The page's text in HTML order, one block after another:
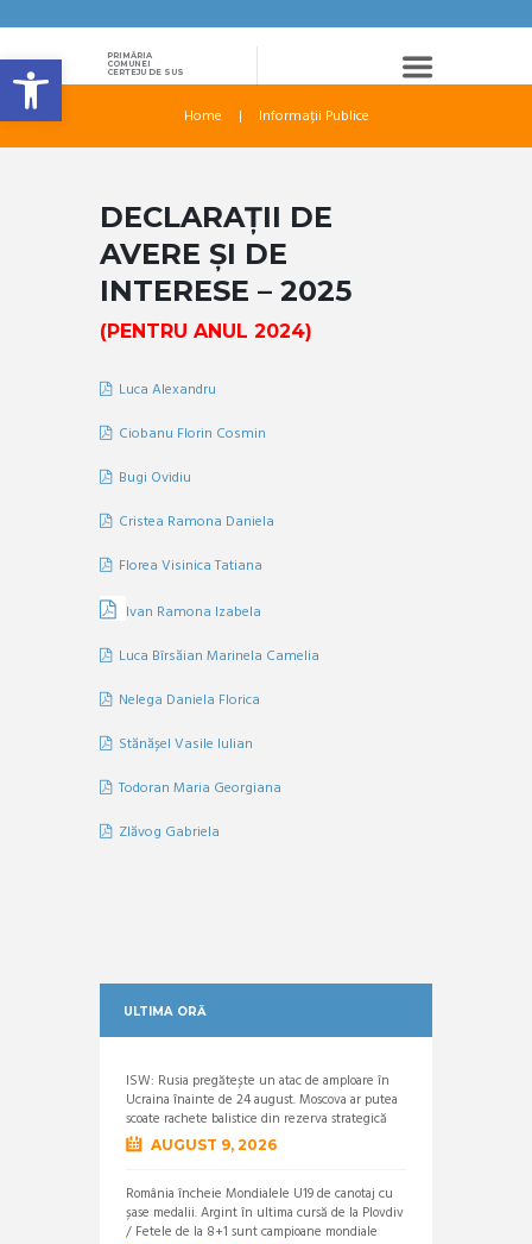
Deschide bara de unelte PRIMĂRIA
COMUNEI
CERTEJU DE SUS
Home Informații Publice
DECLARAȚII DE
AVERE ȘI DE
INTERESE – 2025
(PENTRU ANUL 2024)
Luca Alexandru
Ciobanu Florin Cosmin
Bugi Ovidiu
Cristea Ramona Daniela
Florea Visinica Tatiana
Ivan Ramona Izabela
Luca Bîrsăian Marinela Camelia
Nelega Daniela Florica
Stănășel Vasile Iulian
Todoran Maria Georgiana
Zlăvog Gabriela
ULTIMA ORĂ
ISW: Rusia pregătește un atac de amploare în
Ucraina înainte de 24 august. Moscova ar putea
scoate rachete balistice din rezerva strategică
AUGUST 9, 2026
România încheie Mondialele U19 de canotaj cu
șase medalii. Argint în ultima cursă de la Plovdiv
/ Fetele de la 8+1 sunt campioane mondiale